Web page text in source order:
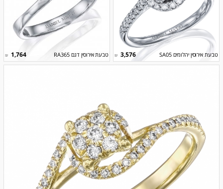
טבעת אירוסין דגם RA365 1,764
₪ טבעת אירוסין יהלומים SA05 3,576
₪